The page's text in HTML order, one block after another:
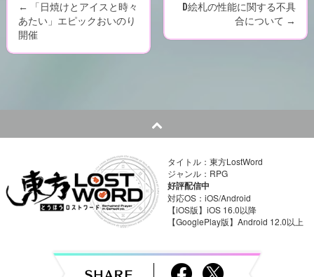
P
o
n
v
←
「日焼けとアイスと時々
あたい」エピックおいのり
開催
D絵札の性能に関する不具
合について →
タイトル：東方LostWord
ジャンル：RPG
好評配信中
対応OS：iOS/Android
【iOS版】iOS 16.0以降
【GooglePlay版】Android 12.0以上